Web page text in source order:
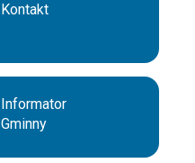
Kontakt
Informator
Gminny